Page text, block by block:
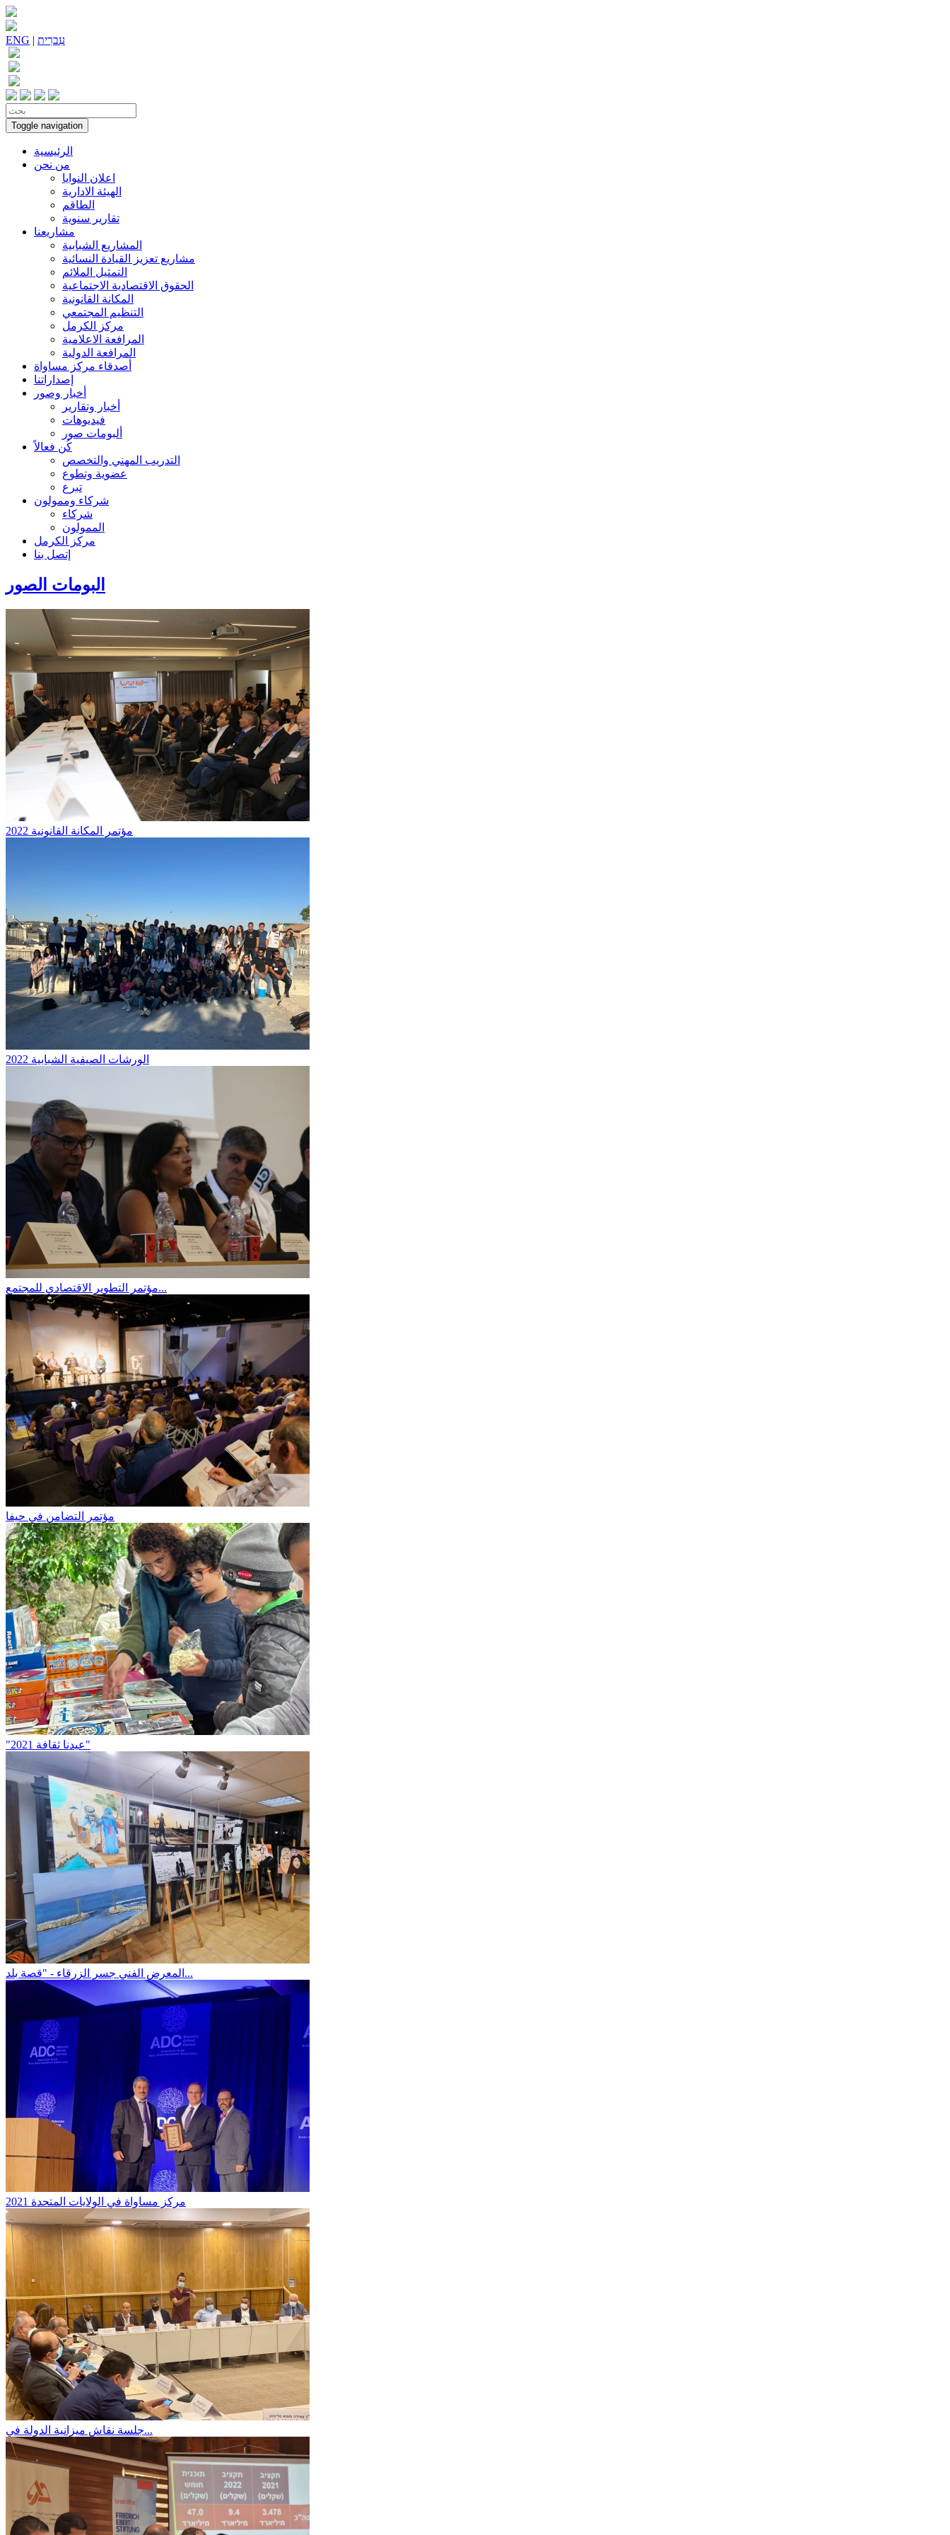
ENG | עִברִית
Toggle navigation
الرئيسية
من نحن
اعلان النوايا
الهيئة الادارية
الطاقم
تقارير سنوية
مشاريعنا
المشاريع الشبابية
مشاريع تعزيز القيادة النسائية
التمثيل الملائم
الحقوق الاقتصادية الاجتماعية
المكانة القانونية
التنظيم المجتمعي
مركز الكرمل
المرافعة الاعلامية
المرافعة الدولية
أصدقاء مركز مساواة
إصداراتنا
أخبار وصور
أخبار وتقارير
فيديوهات
ألبومات صور
كُن فعالاً
التدريب المهني والتخصص
عضوية وتطوع
تبرع
شركاء وممولون
شركاء
الممولون
مركز الكرمل
إتصل بنا
البومات الصور
مؤتمر المكانة القانونية 2022
الورشات الصيفية الشبابية 2022
مؤتمر التطوير الاقتصادي للمجتمع...
مؤتمر التضامن في حيفا
"عيدنا ثقافة 2021"
المعرض الفني جسر الزرقاء - "قصة بلد...
مركز مساواة في الولايات المتحدة 2021
جلسة نقاش ميزانية الدولة في...